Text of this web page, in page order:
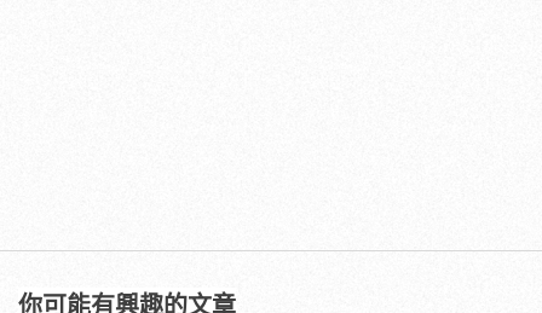
你可能有興趣的文章